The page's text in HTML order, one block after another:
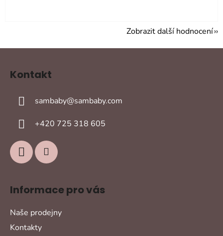
Zobrazit další hodnocení
Z
Kontakt
sambaby@sambaby.com
+420 725 318 605
Informace pro vás
Naše prodejny
Kontakty